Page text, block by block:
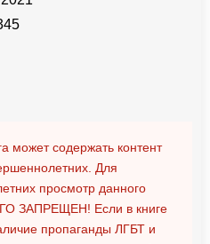
может содержать контент
Для
просмотр данного
ЗАПРЕЩЕН! Если в книге
пропаганды ЛГБТ и